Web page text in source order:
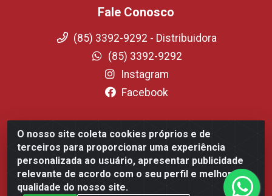
O nosso site coleta cookies próprios e de
terceiros para proporcionar uma experiência
personalizada ao usuário, apresentar publicidade
relevante de acordo com o seu perfil e melhorar a
qualidade do nosso site.
Fale Conosco
(85) 3392-9292 - Distribuidora
(85) 3392-9292
Instagram
Facebook
Fortali Distribuidora de Alimentos LTDA - Avenida
Tomaz Coelho, 1268 - Messejana, Fortaleza/CE - CEP
60.863-254- CNPJ 09.317.318.0001-75